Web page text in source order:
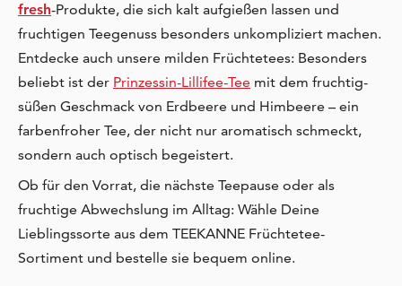
fresh-Produkte, die sich kalt aufgießen lassen und
fruchtigen Teegenuss besonders unkompliziert machen.
Entdecke auch unsere milden Früchtetees: Besonders
beliebt ist der Prinzessin-Lillifee-Tee mit dem fruchtig-
süßen Geschmack von Erdbeere und Himbeere – ein
farbenfroher Tee, der nicht nur aromatisch schmeckt,
sondern auch optisch begeistert.
Ob für den Vorrat, die nächste Teepause oder als
fruchtige Abwechslung im Alltag: Wähle Deine
Lieblingssorte aus dem TEEKANNE Früchtetee-
Sortiment und bestelle sie bequem online.